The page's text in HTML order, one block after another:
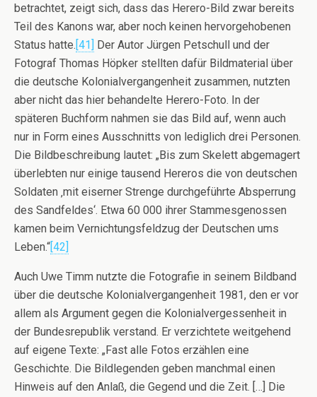
betrachtet, zeigt sich, dass das Herero-Bild zwar bereits
Teil des Kanons war, aber noch keinen hervorgehobenen
Status hatte.[41] Der Autor Jürgen Petschull und der
Fotograf Thomas Höpker stellten dafür Bildmaterial über
die deutsche Kolonialvergangenheit zusammen, nutzten
aber nicht das hier behandelte Herero-Foto. In der
späteren Buchform nahmen sie das Bild auf, wenn auch
nur in Form eines Ausschnitts von lediglich drei Personen.
Die Bildbeschreibung lautet: „Bis zum Skelett abgemagert
überlebten nur einige tausend Hereros die von deutschen
Soldaten ‚mit eiserner Strenge durchgeführte Absperrung
des Sandfeldes‘. Etwa 60 000 ihrer Stammesgenossen
kamen beim Vernichtungsfeldzug der Deutschen ums
Leben.“[42]
Auch Uwe Timm nutzte die Fotografie in seinem Bildband
über die deutsche Kolonialvergangenheit 1981, den er vor
allem als Argument gegen die Kolonialvergessenheit in
der Bundesrepublik verstand. Er verzichtete weitgehend
auf eigene Texte: „Fast alle Fotos erzählen eine
Geschichte. Die Bildlegenden geben manchmal einen
Hinweis auf den Anlaß, die Gegend und die Zeit. […] Die